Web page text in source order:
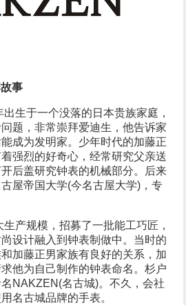
事
生于一个没落的日本贵族家庭，
题，非常崇拜爱迪生，他告诉家
成为发明家。少年时代的加藤正
强烈的好奇心，经常研究父亲送
后盖研究钟表的机械部分。后来
屋帝国大学(今名古屋大学)，专
产规模，招募了一批能工巧匠，
设计融入到钟表制做中。当时的
加藤正男家族有良好的关系，加
他为自己制作的钟表命名。杉户
NAKZEN(名古城)。不久，会社
名古城品牌的手表。